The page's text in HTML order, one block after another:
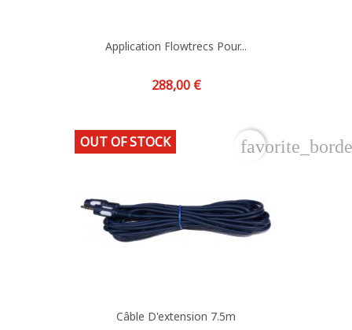
Application Flowtrecs Pour...
Prix
288,00 €
Câble D'extension 7.5m
OUT OF STOCK